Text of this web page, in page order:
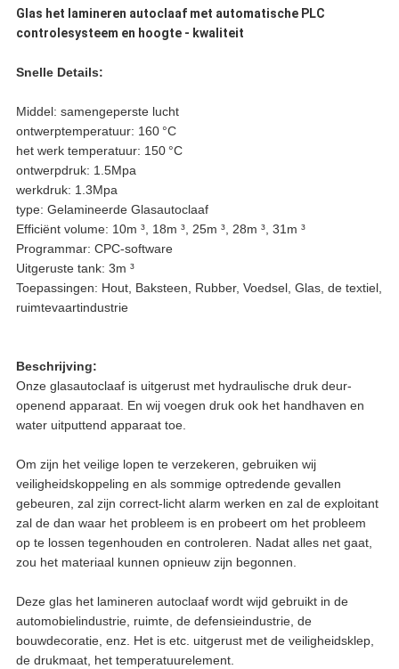
Glas het lamineren autoclaaf met automatische PLC
controlesysteem en hoogte - kwaliteit
Snelle Details:
Middel: samengeperste lucht
ontwerptemperatuur: 160 °C
het werk temperatuur: 150 °C
ontwerpdruk: 1.5Mpa
werkdruk: 1.3Mpa
type: Gelamineerde Glasautoclaaf
Efficiënt volume: 10m ³, 18m ³, 25m ³, 28m ³, 31m ³
Programmar: CPC-software
Uitgeruste tank: 3m ³
Toepassingen: Hout, Baksteen, Rubber, Voedsel, Glas, de textiel,
ruimtevaartindustrie
Beschrijving:
Onze glasautoclaaf is uitgerust met hydraulische druk deur-
openend apparaat. En wij voegen druk ook het handhaven en
water uitputtend apparaat toe.
Om zijn het veilige lopen te verzekeren, gebruiken wij
veiligheidskoppeling en als sommige optredende gevallen
gebeuren, zal zijn correct-licht alarm werken en zal de exploitant
zal de dan waar het probleem is en probeert om het probleem
op te lossen tegenhouden en controleren. Nadat alles net gaat,
zou het materiaal kunnen opnieuw zijn begonnen.
Deze glas het lamineren autoclaaf wordt wijd gebruikt in de
automobielindustrie, ruimte, de defensieindustrie, de
bouwdecoratie, enz. Het is etc. uitgerust met de veiligheidsklep,
de drukmaat, het temperatuurelement.